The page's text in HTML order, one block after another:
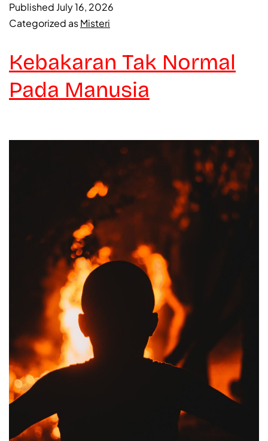
PublishedJuly 16, 2026
Categorized asMisteri
Kebakaran Tak Normal
Pada Manusia